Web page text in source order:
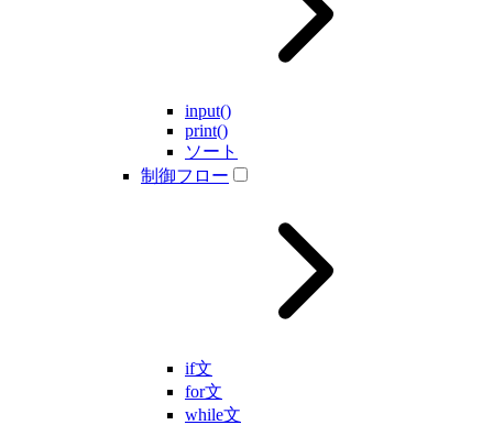
input()
print()
ソート
制御フロー
if文
for文
while文